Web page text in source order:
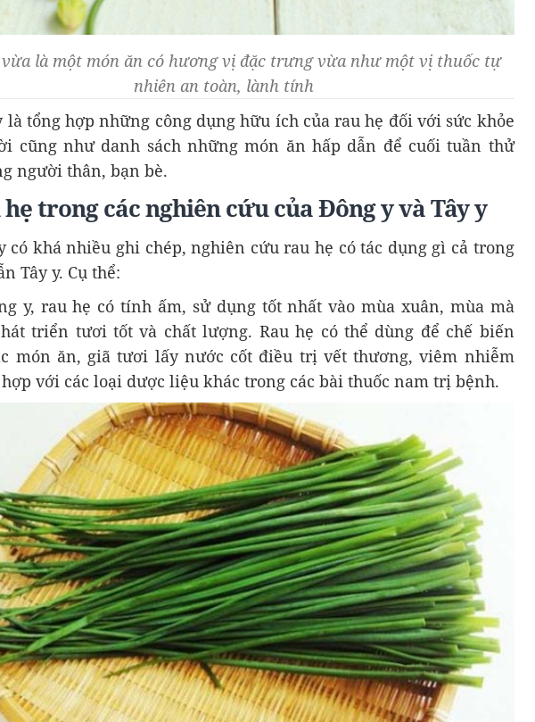
vừa là một món ăn có hương vị đặc trưng vừa như một vị thuốc tự
nhiên an toàn, lành tính
là tổng hợp những công dụng hữu ích của rau hẹ đối với sức khỏe
cũng như danh sách những món ăn hấp dẫn để cuối tuần thử
người thân, bạn bè.
hẹ trong các nghiên cứu của Đông y và Tây y
có khá nhiều ghi chép, nghiên cứu rau hẹ có tác dụng gì cả trong
Tây y. Cụ thể:
y, rau hẹ có tính ấm, sử dụng tốt nhất vào mùa xuân, mùa mà
triển tươi tốt và chất lượng. Rau hẹ có thể dùng để chế biến
món ăn, giã tươi lấy nước cốt điều trị vết thương, viêm nhiễm
với các loại dược liệu khác trong các bài thuốc nam trị bệnh.